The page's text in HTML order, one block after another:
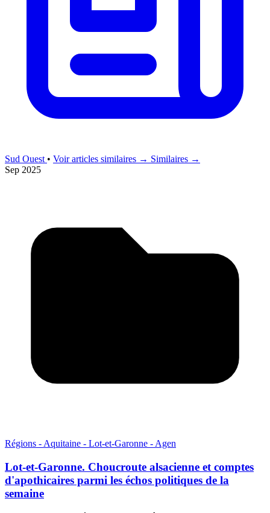
Sud Ouest • Voir articles similaires → Similaires →
Sep 2025
Régions - Aquitaine - Lot-et-Garonne - Agen
Lot-et-Garonne. Choucroute alsacienne et comptes
d'apothicaires parmi les échos politiques de la
semaine